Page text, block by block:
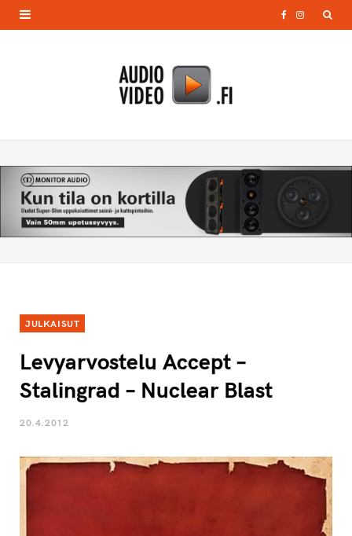
o
k
I
a
JULKAISUT
Levyarvostelu Accept –
Stalingrad – Nuclear Blast
20.4.2012